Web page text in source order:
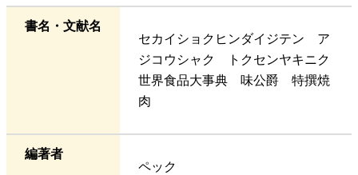
書名・文献名
セカイショクヒンダイジテン ア
ジコウシャク トクセンヤキニク
世界食品大事典 味公爵 特撰焼
肉
編著者
ペック